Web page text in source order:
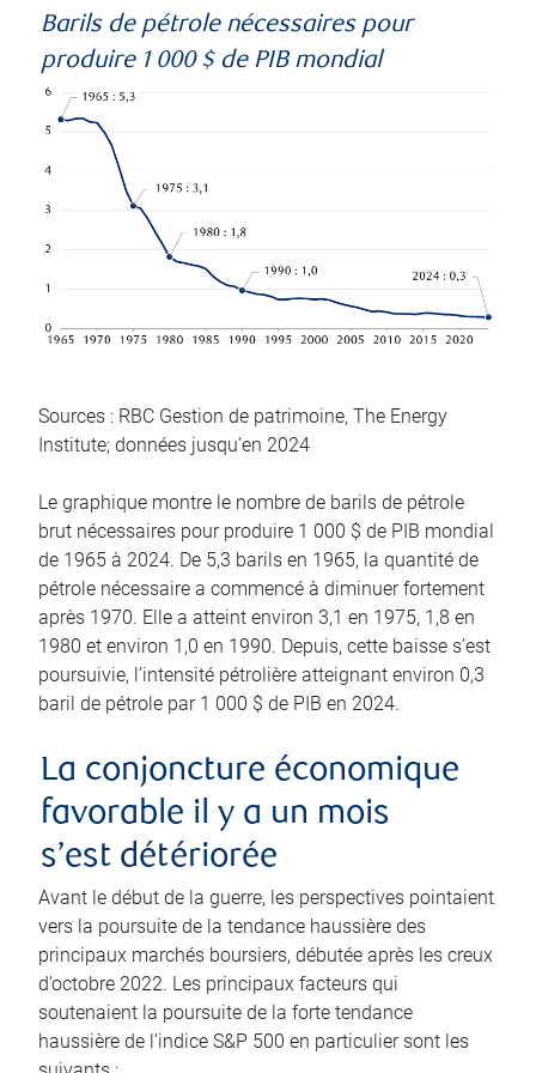
Barils de pétrole nécessaires pour
produire 1 000 $ de PIB mondial
Sources : RBC Gestion de patrimoine, The Energy
Institute; données jusqu’en 2024
Le graphique montre le nombre de barils de pétrole
brut nécessaires pour produire 1 000 $ de PIB mondial
de 1965 à 2024. De 5,3 barils en 1965, la quantité de
pétrole nécessaire a commencé à diminuer fortement
après 1970. Elle a atteint environ 3,1 en 1975, 1,8 en
1980 et environ 1,0 en 1990. Depuis, cette baisse s’est
poursuivie, l’intensité pétrolière atteignant environ 0,3
baril de pétrole par 1 000 $ de PIB en 2024.
La conjoncture économique
favorable il y a un mois
s’est détériorée
Avant le début de la guerre, les perspectives pointaient
vers la poursuite de la tendance haussière des
principaux marchés boursiers, débutée après les creux
d’octobre 2022. Les principaux facteurs qui
soutenaient la poursuite de la forte tendance
haussière de l’indice S&P 500 en particulier sont les